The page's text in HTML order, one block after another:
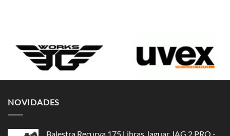
NOVIDADES
Balestra Recurva 175 Libras Jaguar JAG 2 PRO -